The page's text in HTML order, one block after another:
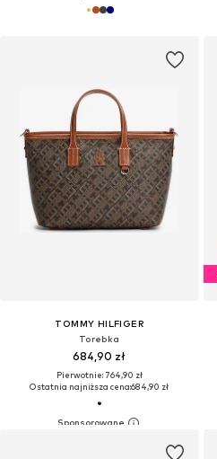
TOMMY HILFIGER
Torebka
684,90 zł
Pierwotnie: 764,90 zł
Ostatnia najniższa cena:684,90 zł